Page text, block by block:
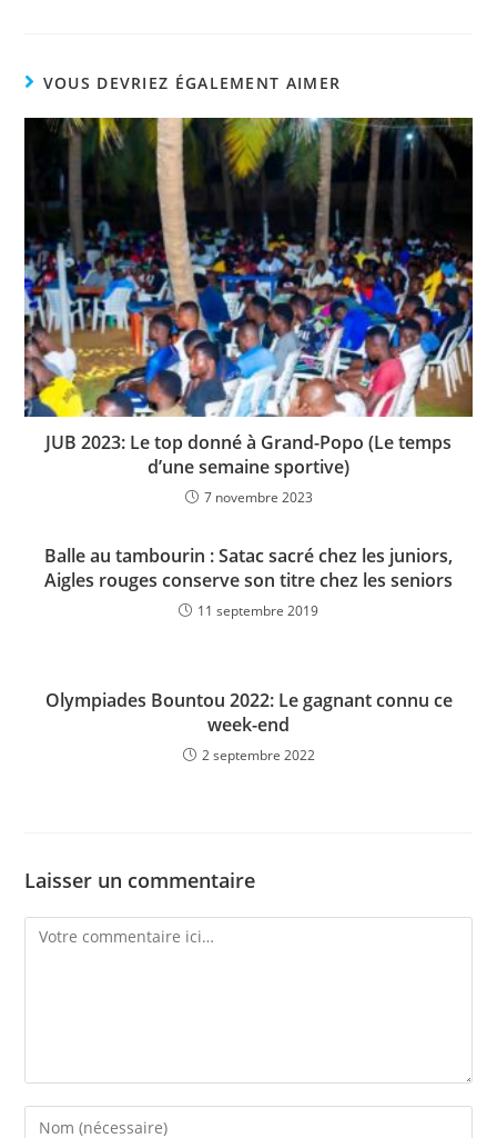
VOUS DEVRIEZ ÉGALEMENT AIMER
JUB 2023: Le top donné à Grand-Popo (Le temps
d’une semaine sportive)
7 novembre 2023
Balle au tambourin : Satac sacré chez les juniors,
Aigles rouges conserve son titre chez les seniors
11 septembre 2019
Olympiades Bountou 2022: Le gagnant connu ce
week-end
2 septembre 2022
Laisser un commentaire